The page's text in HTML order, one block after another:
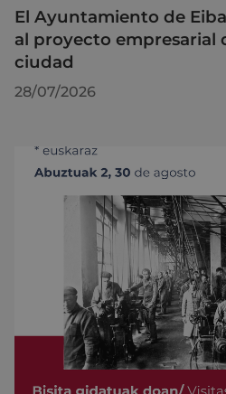
El Ayuntamiento de
al proyecto empresarial
ciudad
28/07/2026